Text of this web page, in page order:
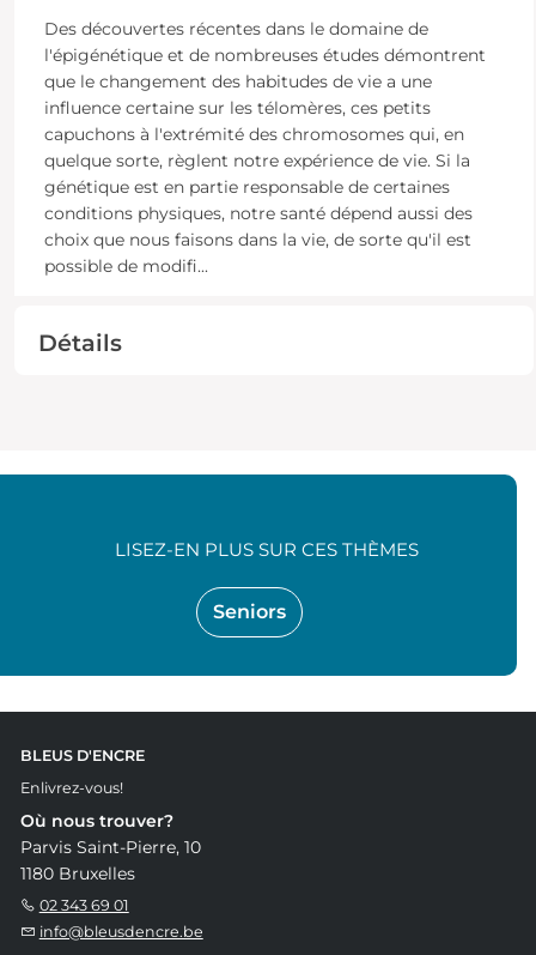
Des découvertes récentes dans le domaine de
l'épigénétique et de nombreuses études démontrent
que le changement des habitudes de vie a une
influence certaine sur les télomères, ces petits
capuchons à l'extrémité des chromosomes qui, en
quelque sorte, règlent notre expérience de vie. Si la
génétique est en partie responsable de certaines
conditions physiques, notre santé dépend aussi des
choix que nous faisons dans la vie, de sorte qu'il est
possible de modifi...
Détails
Seniors
LISEZ-EN PLUS SUR CES THÈMES
BLEUS D'ENCRE
Enlivrez-vous!
Où nous trouver?
Parvis Saint-Pierre, 10
1180 Bruxelles
02 343 69 01
info@bleusdencre.be